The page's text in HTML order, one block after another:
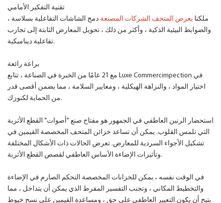
تقنية التفكير الأمامي
ملكنا يعرض المتحف الشركات المصنعة دمج الشاشات التفاعلية بسلاسة ،
والضوابط البيئية الذكية ، وأكثر من ذلك ، تحويل المعارض الثابتة إلى تجارب
تفاعلية ديناميكية.
براعة رائعة
مع 21 عامًا من الخبرة في الصناعة ، تتابع Luxe Commercimpection في
اختيار المواد ، والنزاهة الهيكلية ، ومعايير السلامة ، مما يضمن أقصى قدر
من الحماية لكنوزك.
استحضار الرنين العاطفي في الجمهور هو مفتاح صنع "أصوات" القطع الأثرية
التي تلمس القلوب. يمكن أن تساعد خزائن المتحف المخصصة القيمين في
تشكيل الأجواء السردية للمعارض. تعرض الحالات ذات الأشكال المختلفة
وتأثيرات الإضاءة الأساس العاطفي لقصص القطع الأثرية.
في الوقت نفسه ، يمكن للخزانات المخصصة التحكم الصارم في الإضاءة
والتخطيط المكاني ، وتجنب التفسير المفرط الذي يمكن أن يتداخل ، مما
يتيح أن يكون التعبير العاطفي على حق ، ومساعدة القيمين على نسج خيوط